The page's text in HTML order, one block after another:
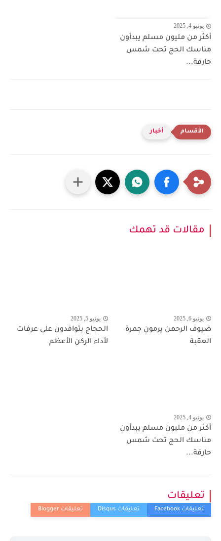
يونيو 4, 2025
أكثر من مليون مسلم يبدأون
مناسك الحج تحت شمس
حارقة...
أخبار
مقالات قد تهمك
يونيو 6, 2025
ضيوف الرحمن يرمون جمرة
العقبة
يونيو 5, 2025
الحجاج يتوافدون على عرفات
لأداء الركن الأعظم
يونيو 4, 2025
أكثر من مليون مسلم يبدأون
مناسك الحج تحت شمس
حارقة...
تعليقات